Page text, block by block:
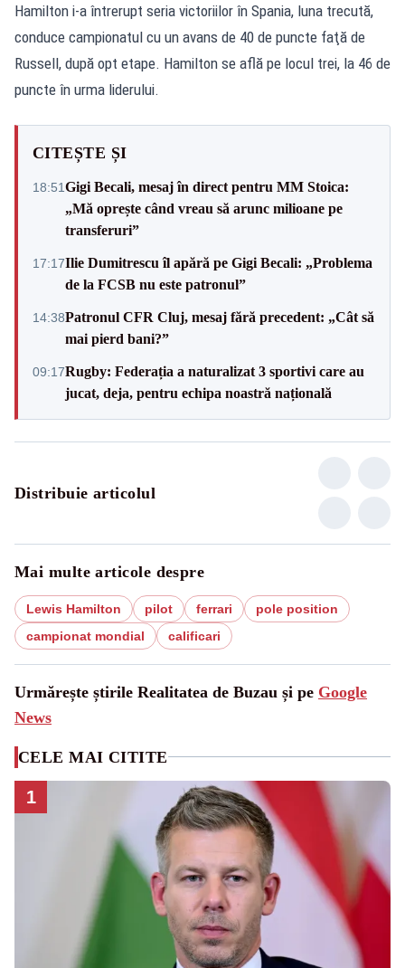
Hamilton i-a întrerupt seria victoriilor în Spania, luna trecută,
conduce campionatul cu un avans de 40 de puncte faţă de
Russell, după opt etape. Hamilton se află pe locul trei, la 46 de
puncte în urma liderului.
CITEȘTE ȘI
18:51Gigi Becali, mesaj în direct pentru MM Stoica:
„Mă oprește când vreau să arunc milioane pe
transferuri”
17:17Ilie Dumitrescu îl apără pe Gigi Becali: „Problema
de la FCSB nu este patronul”
14:38Patronul CFR Cluj, mesaj fără precedent: „Cât să
mai pierd bani?”
09:17Rugby: Federația a naturalizat 3 sportivi care au
jucat, deja, pentru echipa noastră națională
Distribuie articolul
Mai multe articole despre
Lewis Hamilton pilot ferrari
pole position
campionat mondial
calificari
Urmărește știrile Realitatea de Buzau și pe Google
News
CELE MAI CITITE
1